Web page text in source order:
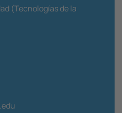
(Tecnologías de la